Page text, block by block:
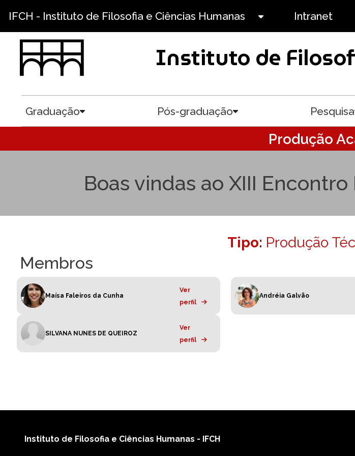
IFCH - Instituto de Filosofia e Ciências Humanas Intranet
Instituto de
Graduação Pós-graduação Pesquisa
Produção
Boas vindas ao XIII
Tipo: Produção
Membros
Maísa Faleiros da Cunha
Ver
perfil
Andréia Galvão
SILVANA NUNES DE QUEIROZ
Ver
perfil
Instituto de Filosofia e Ciências Humanas - IFCH